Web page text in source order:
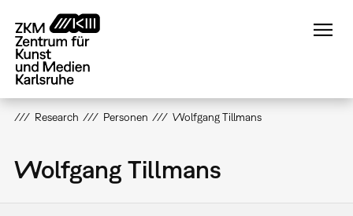
zum
Inhalt
Research Personen Wolfgang Tillmans
Wolfgang Tillmans